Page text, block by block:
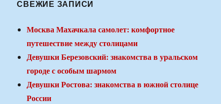
СВЕЖИЕ ЗАПИСИ
Москва Махачкала самолет: комфортное
путешествие между столицами
Девушки Березовский: знакомства в уральском
городе с особым шармом
Девушки Ростова: знакомства в южной столице
России